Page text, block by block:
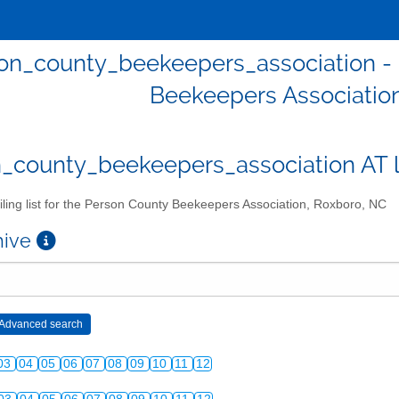
Beekeepers
AT
list for the Person County Beekeepers Association, Roxboro, NC
04 05 06 07 08 09 10 11 12